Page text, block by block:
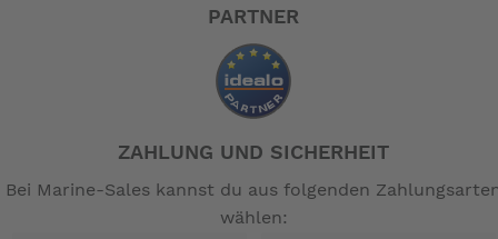
PARTNER
ZAHLUNG UND SICHERHEIT
Bei Marine-Sales kannst du aus folgenden
wählen: